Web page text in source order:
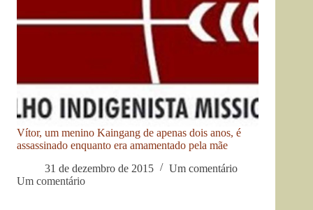
Vítor, um menino Kaingang de apenas dois anos, é
assassinado enquanto era amamentado pela mãe
31 de dezembro de 2015
Um comentário
Um comentário